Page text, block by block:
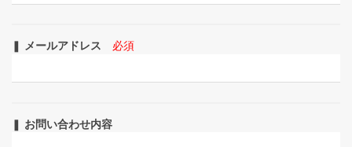
❚ メールアドレス 必須
❚ お問い合わせ内容